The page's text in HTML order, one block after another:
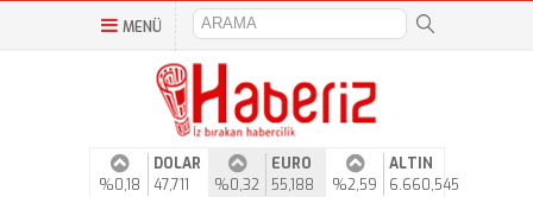
MENÜ
%0,18
DOLAR
47,711
%0,32
EURO
55,188
%2,59
ALTIN
6.660,545